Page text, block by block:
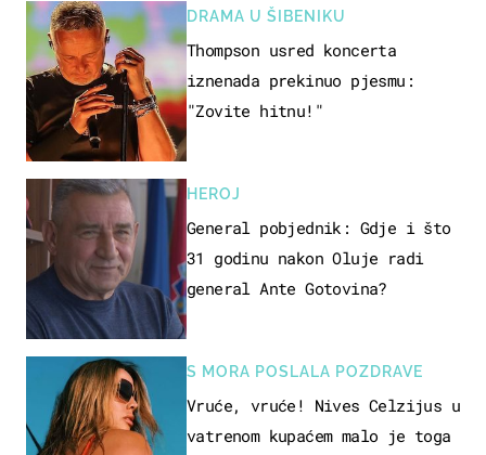
DRAMA U ŠIBENIKU
Thompson usred koncerta
iznenada prekinuo pjesmu:
"Zovite hitnu!"
HEROJ
General pobjednik: Gdje i što
31 godinu nakon Oluje radi
general Ante Gotovina?
S MORA POSLALA POZDRAVE
Vruće, vruće! Nives Celzijus u
vatrenom kupaćem malo je toga